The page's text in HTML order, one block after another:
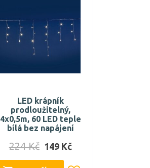
LED krápník
prodloužitelný,
4x0,5m, 60 LED teple
bílá bez napájení
224 Kč 149 Kč